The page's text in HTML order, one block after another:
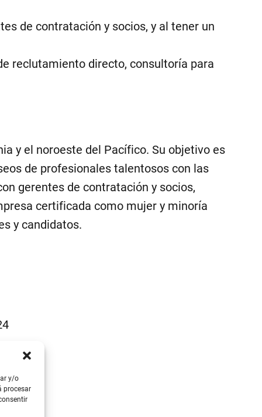
y/o
procesar
de contratación y socios, y al tener un
reclutamiento directo, consultoría para
y el noroeste del Pacífico. Su objetivo es
de profesionales talentosos con las
gerentes de contratación y socios,
certificada como mujer y minoría
y candidatos.
us